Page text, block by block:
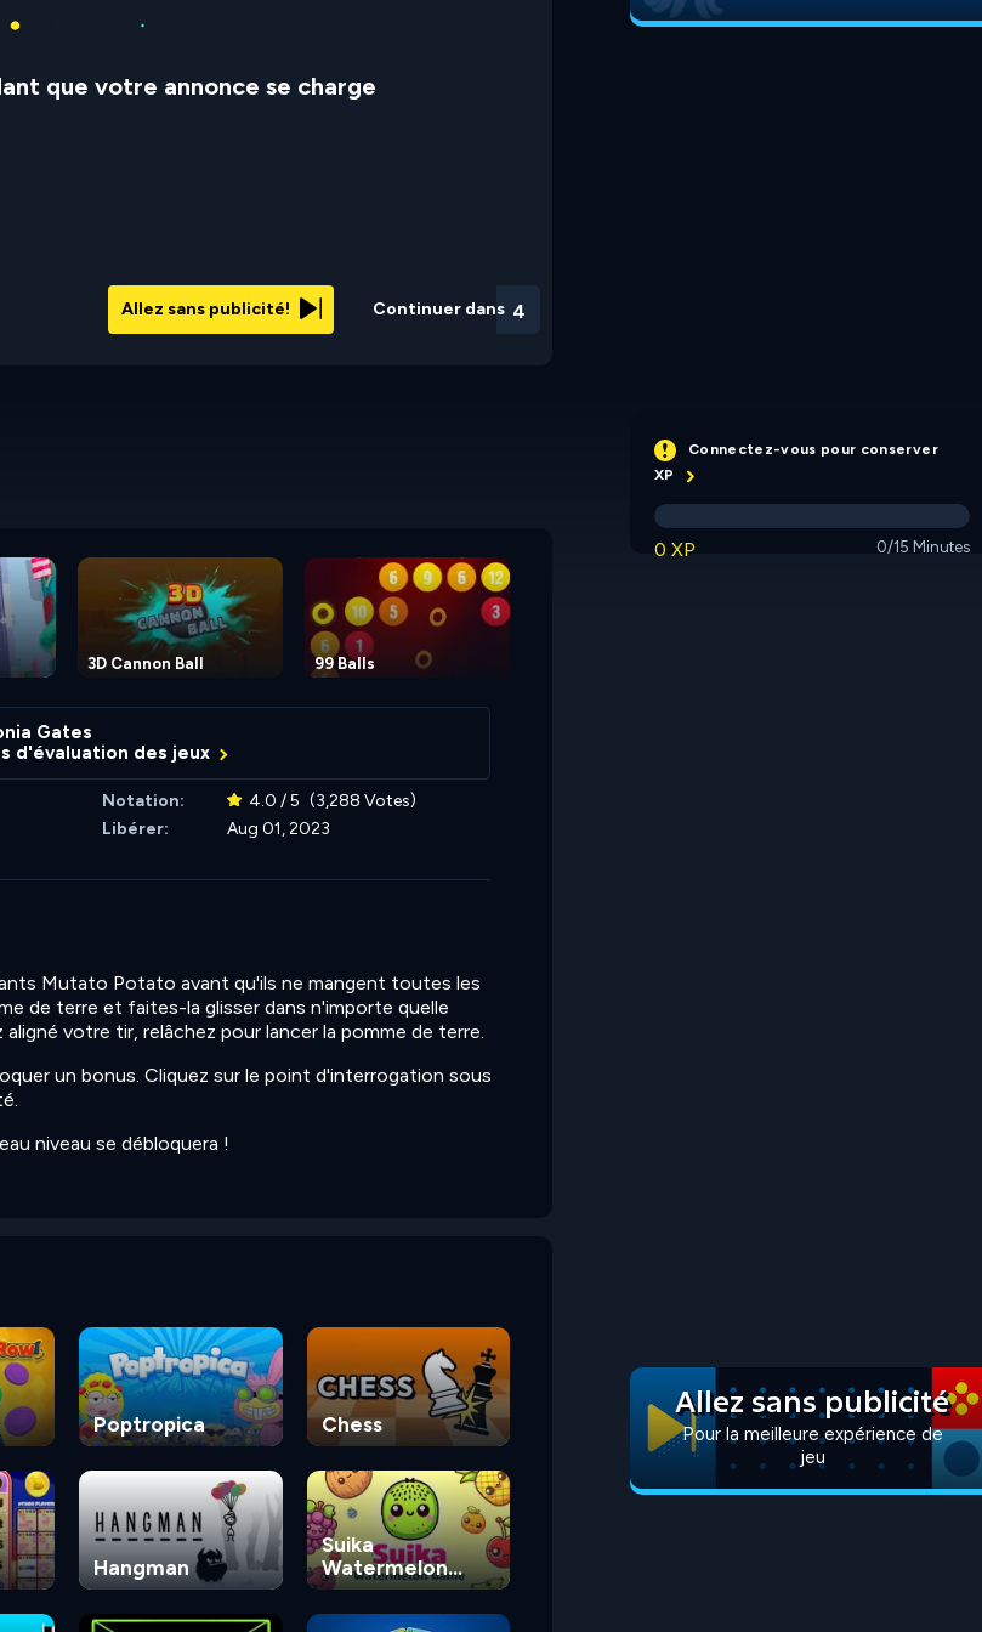
que votre annonce se charge
Continuer dans 3
Allez sans publicité!
3D Cannon Ball 99 Balls
Block Shooter Frenzy
Gates
d'évaluation des jeux
Notation: 4.0 / 5 (3,288 Votes)
Libérer:
Aug 01, 2023
Mutato Potato avant qu'ils ne mangent toutes les
de terre et faites-la glisser dans n'importe quelle
votre tir, relâchez pour lancer la pomme de terre.
un bonus. Cliquez sur le point d'interrogation sous
niveau se débloquera !
Poptropica Chess
Hangman
Suika
Watermelon
Game
Connectez-vous pour conserver
XP
0 XP 0/15 Minutes
Allez sans publicité
Pour la meilleure expérience de
jeu